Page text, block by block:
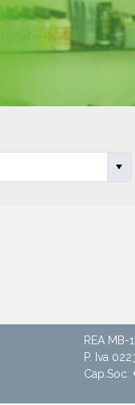
REA MB-
P. Iva
Cap.Soc.